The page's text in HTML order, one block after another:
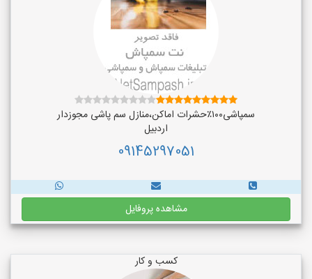
سمپاشی۱۰۰٪حشرات اماکن،منازل سم پاشی مجوزدار
اردبیل
09145297051
مشاهده پروفایل
کسب و کار